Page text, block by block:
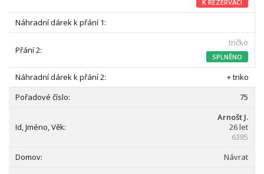
K REZERVACI
tričko
SPLNĚNO
+ triko
75
Arnošt J.
26 let
6385
Návrat